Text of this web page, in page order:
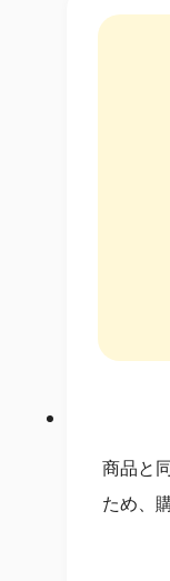
商品と
ため、